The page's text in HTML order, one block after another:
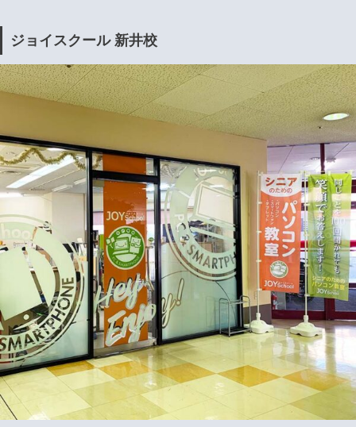
ジョイスクール 新井校